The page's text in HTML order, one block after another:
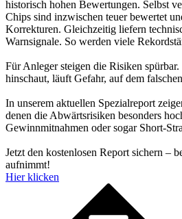
historisch hohen Bewertungen. Selbst
Chips sind inzwischen teuer bewertet
Korrekturen. Gleichzeitig liefern
Warnsignale. So werden viele
Für Anleger steigen die Risiken
hinschaut, läuft Gefahr, auf dem
In unserem aktuellen Spezialreport
denen die Abwärtsrisiken besonders
Gewinnmitnahmen oder sogar Short-
Jetzt den kostenlosen Report sichern –
aufnimmt!
Hier klicken